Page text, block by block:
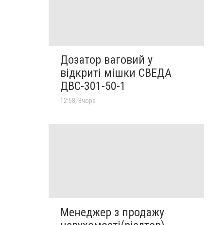
Дозатор ваговий у
відкриті мішки СВЕДА
ДВС-301-50-1
12:58, Вчора
Менеджер з продажу